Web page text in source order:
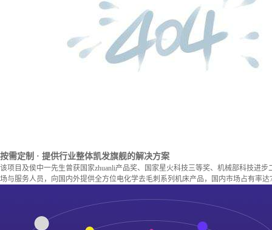
按需定制 · 提供行业整体凯发旗舰的解决方案
该项目及侯中一先生曾获国家zhuanli产品奖、国家星火科技三等奖、机械部科技进
场与服务人员，向国内外提供全方位电化学去毛刺系列机床产品，国内市场占有率达